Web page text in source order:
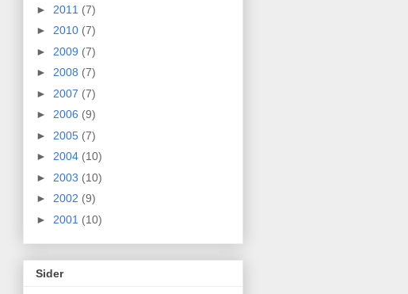
► 2011 (7)
► 2010 (7)
► 2009 (7)
► 2008 (7)
► 2007 (7)
► 2006 (9)
► 2005 (7)
► 2004 (10)
► 2003 (10)
► 2002 (9)
► 2001 (10)
Sider